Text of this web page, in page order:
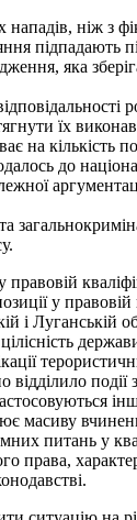
ніж з
яка
їх
кількість
до
у
і
масиву
питань у